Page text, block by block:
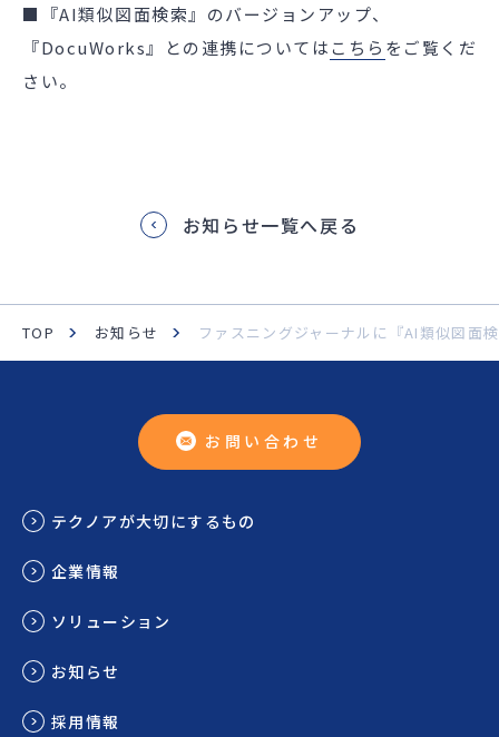
■『AI類似図面検索』のバージョンアップ、
『DocuWorks』との連携についてはこちら をご覧くだ
さい。
お知らせ一覧へ戻る
TOP お知らせ ファスニングジャーナルに『AI類似図面
お問い合わせ
テクノアが大切にするもの
企業情報
ソリューション
お知らせ
採用情報